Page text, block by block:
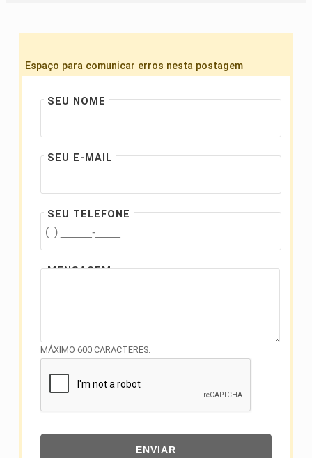
Espaço para comunicar erros nesta postagem
SEU NOME
SEU E-MAIL
SEU TELEFONE
MENSAGEM
MÁXIMO 600 CARACTERES.
ENVIAR